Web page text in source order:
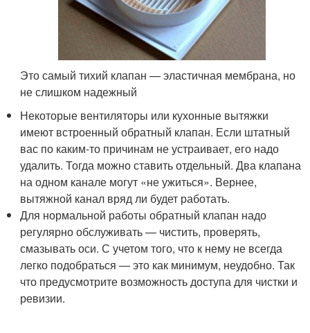
Это самый тихий клапан — эластичная мембрана, но
не слишком надежный
Некоторые вентиляторы или кухонные вытяжки
имеют встроенный обратный клапан. Если штатный
вас по каким-то причинам не устраивает, его надо
удалить. Тогда можно ставить отдельный. Два клапана
на одном канале могут «не ужиться». Вернее,
вытяжной канал вряд ли будет работать.
Для нормальной работы обратный клапан надо
регулярно обслуживать — чистить, проверять,
смазывать оси. С учетом того, что к нему не всегда
легко подобраться — это как минимум, неудобно. Так
что предусмотрите возможность доступа для чистки и
ревизии.